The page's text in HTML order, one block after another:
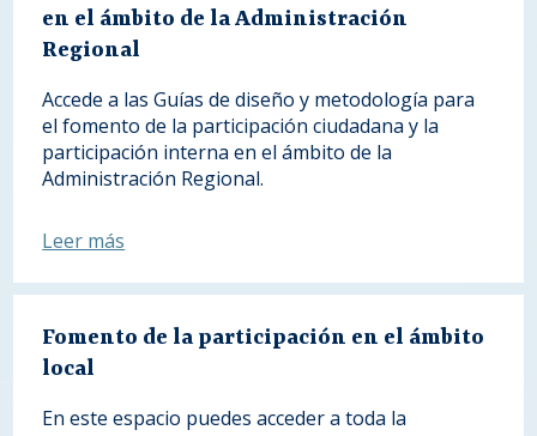
en el ámbito de la Administración
Regional
Accede a las Guías de diseño y metodología para
el fomento de la participación ciudadana y la
participación interna en el ámbito de la
Administración Regional.
Leer más
Fomento de la participación en el ámbito
local
En este espacio puedes acceder a toda la